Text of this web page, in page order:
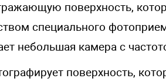
поверхность,
специального
небольшая камера с
поверхность,